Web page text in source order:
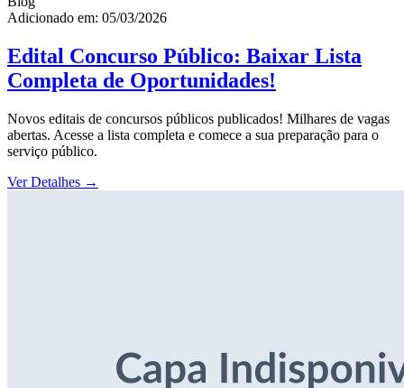
Adicionado em: 05/03/2026
Edital Concurso Público: Baixar Lista
Completa de Oportunidades!
Novos editais de concursos públicos publicados! Milhares de vagas
abertas. Acesse a lista completa e comece a sua preparação para o
serviço público.
Ver Detalhes →